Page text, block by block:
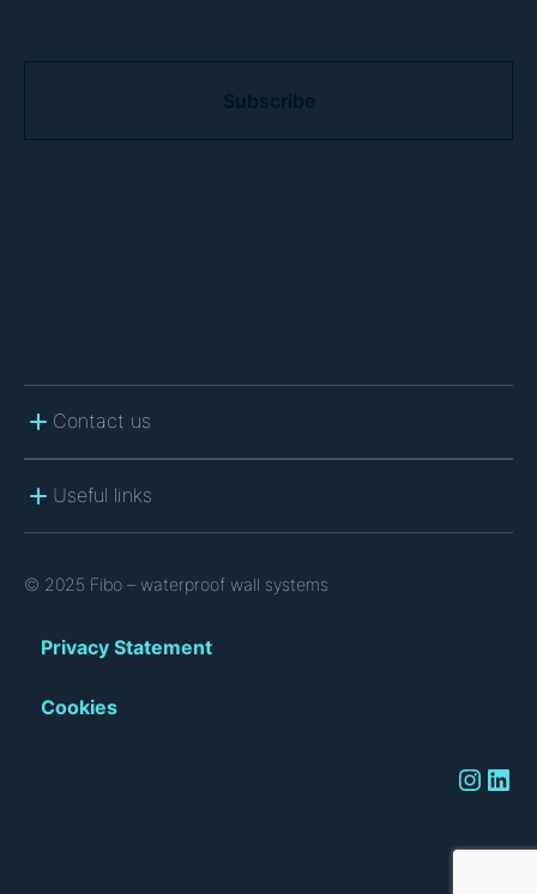
Contact us
Useful links
© 2025 Fibo – waterproof wall systems
Privacy Statement
Cookies
Instagram LinkedIn